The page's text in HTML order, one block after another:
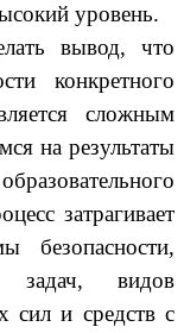
уровень.
вывод, что
конкретного
сложным
на результаты
затрагивает
безопасности,
задач, видов
сил и средств с